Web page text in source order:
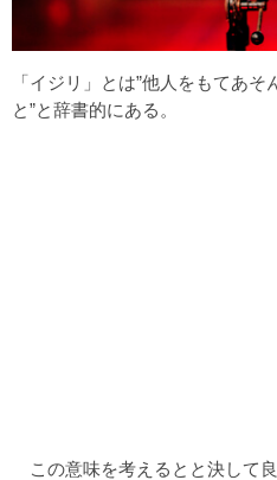
「イジリ」とは”他人をもてあ
と”と辞書的にある。
この意味を考えるとと決して